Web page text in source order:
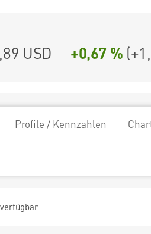
USD +0,67 % (
Profile / Kennzahlen